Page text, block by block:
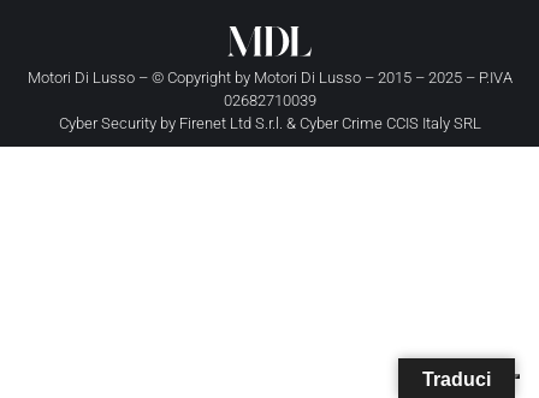
Motori Di Lusso – © Copyright by Motori Di Lusso– 2015 – 2025 – P.IVA
02682710039
Cyber Security by Firenet Ltd S.r.l. & Cyber Crime CCIS Italy SRL
Traduci